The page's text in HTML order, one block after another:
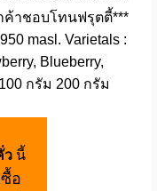
ค้าชอบโทนฟรุตตี้***
masl. Varietals :
Blueberry,
กรัม 200 กรัม
ว นี้
อ